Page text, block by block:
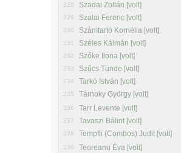
228 Szadai Zoltán [volt]
229 Szalai Ferenc [volt]
230 Számtartó Kornélia [volt]
231 Széles Kálmán [volt]
232 Szőke Ilona [volt]
233 Szűcs Tünde [volt]
234 Tarkó István [volt]
235 Tárnoky György [volt]
236 Tarr Levente [volt]
237 Tavaszi Bálint [volt]
238 Tempfli (Combos) Judit [volt]
239 Teoreanu Éva [volt]